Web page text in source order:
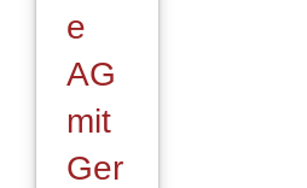
e
AG
mit
Ger